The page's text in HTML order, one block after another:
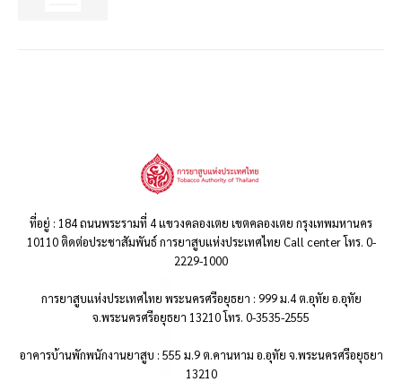
ที่อยู่ : 184 ถนนพระรามที่ 4 แขวงคลองเตย เขตคลองเตย กรุงเทพมหานคร
10110 ติดต่อประชาสัมพันธ์ การยาสูบแห่งประเทศไทย Call center โทร. 0-
2229-1000
การยาสูบแห่งประเทศไทย พระนครศรีอยุธยา : 999 ม.4 ต.อุทัย อ.อุทัย
จ.พระนครศรีอยุธยา 13210 โทร. 0-3535-2555
อาคารบ้านพักพนักงานยาสูบ : 555 ม.9 ต.คานหาม อ.อุทัย จ.พระนครศรีอยุธยา
13210